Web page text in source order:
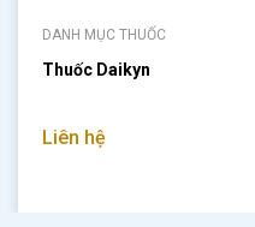
DANH MỤC THUỐC
Thuốc Daikyn
Liên hệ